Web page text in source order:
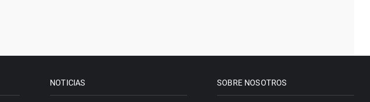
NOTICIAS SOBRE NOSOTROS